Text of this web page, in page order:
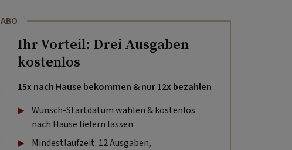
ABO
Ihr Vorteil: Drei Ausgaben
kostenlos
15x nach Hause bekommen & nur 12x bezahlen
Wunsch-Startdatum wählen & kostenlos
nach Hause liefern lassen
Mindestlaufzeit: 12 Ausgaben,